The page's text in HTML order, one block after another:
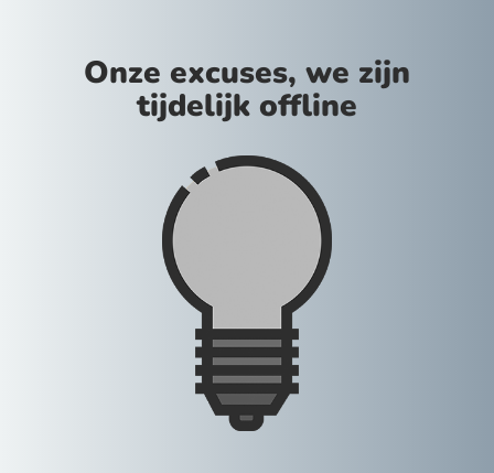
Onze excuses, we zijn
tijdelijk offline